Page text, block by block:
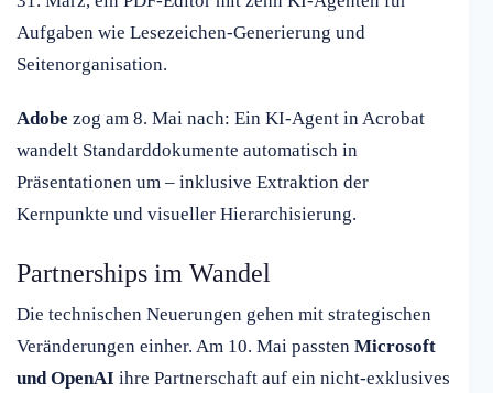
Aufgaben wie Lesezeichen-Generierung und
Seitenorganisation.
Adobe zog am 8. Mai nach: Ein KI-Agent in Acrobat
wandelt Standarddokumente automatisch in
Präsentationen um – inklusive Extraktion der
Kernpunkte und visueller Hierarchisierung.
Partnerships im Wandel
Die technischen Neuerungen gehen mit strategischen
Veränderungen einher. Am 10. Mai passten Microsoft
und OpenAI ihre Partnerschaft auf ein nicht-exklusives